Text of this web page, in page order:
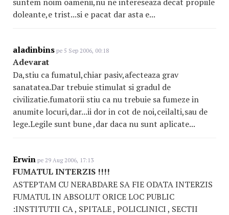
doleante,e trist...si e pacat dar asta e...
aladinbins pe 5 Sep 2006, 00:18
Adevarat
Da,stiu ca fumatul,chiar pasiv,afecteaza grav
sanatatea.Dar trebuie stimulat si gradul de
civilizatie.fumatorii stiu ca nu trebuie sa fumeze in
anumite locuri,dar...ii dor in cot de noi,ceilalti,sau de
lege.Legile sunt bune ,dar daca nu sunt aplicate...
Erwin pe 29 Aug 2006, 17:13
FUMATUL INTERZIS !!!!
ASTEPTAM CU NERABDARE SA FIE ODATA INTERZIS
FUMATUL IN ABSOLUT ORICE LOC PUBLIC
:INSTITUTII CA , SPITALE , POLICLINICI , SECTII